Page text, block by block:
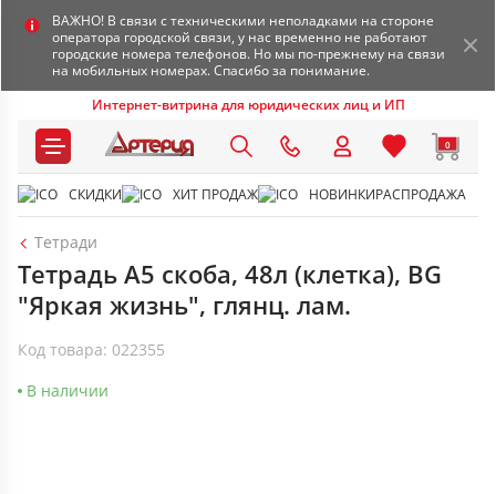
ВАЖНО! В связи с техническими неполадками на стороне
оператора городской связи, у нас временно не работают
городские номера телефонов. Но мы по-прежнему на связи
на мобильных номерах. Спасибо за понимание.
Интернет-витрина для юридических лиц и ИП
0
СКИДКИ ХИТ ПРОДАЖ НОВИНКИРАСПРОДАЖА
Тетради
Тетрадь А5 скоба, 48л (клетка), BG
"Яркая жизнь", глянц. лам.
Код товара: 022355
В наличии